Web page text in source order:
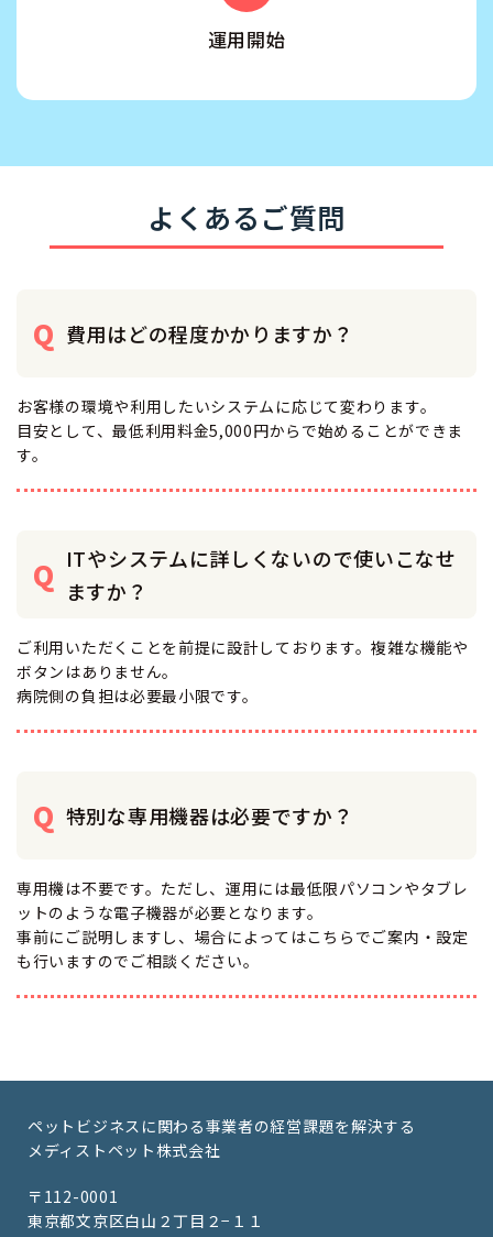
運用開始
よくあるご質問
費用はどの程度かかりますか？
お客様の環境や利用したいシステムに応じて変わります。
目安として、最低利用料金5,000円からで始めることができま
す。
ITやシステムに詳しくないので使いこなせ
ますか？
ご利用いただくことを前提に設計しております。複雑な機能や
ボタンはありません。
病院側の負担は必要最小限です。
特別な専用機器は必要ですか？
専用機は不要です。ただし、運用には最低限パソコンやタブレ
ットのような電子機器が必要となります。
事前にご説明しますし、場合によってはこちらでご案内・設定
も行いますのでご相談ください。
ペットビジネスに関わる事業者の経営課題を解決する
メディストペット株式会社
〒112-0001
東京都文京区白山２丁目２−１１